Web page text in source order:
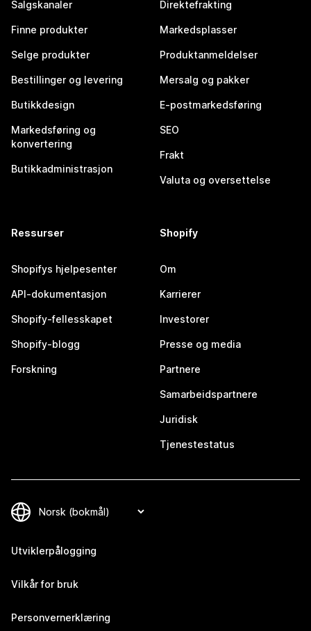
Salgskanaler
Finne produkter
Selge produkter
Bestillinger og levering
Butikkdesign
Markedsføring og
konvertering
Butikkadministrasjon
Direktefrakting
Markedsplasser
Produktanmeldelser
Mersalg og pakker
E-postmarkedsføring
SEO
Frakt
Valuta og oversettelse
Ressurser
Shopifys hjelpesenter
API-dokumentasjon
Shopify-fellesskapet
Shopify-blogg
Forskning
Shopify
Om
Karrierer
Investorer
Presse og media
Partnere
Samarbeidspartnere
Juridisk
Tjenestestatus
Utviklerpålogging
Vilkår for bruk
Personvernerklæring